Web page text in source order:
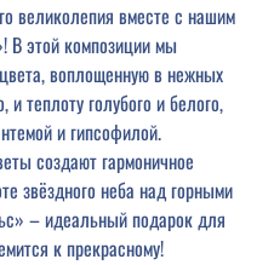
великолепия вместе с нашим
В этой композиции мы
воплощенную в нежных
и теплоту голубого и белого,
и гипсофилой.
создают гармоничное
звёздного неба над горными
– идеальный подарок для
к прекрасному!